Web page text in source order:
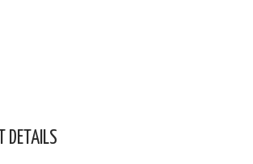
DETAILS